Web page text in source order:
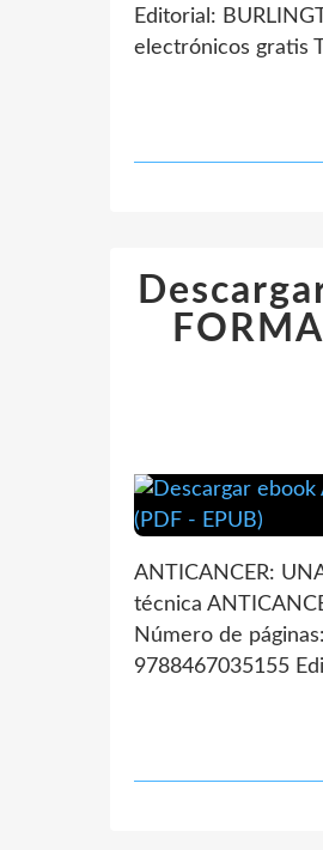
Editorial:
electrónicos gratis
ANTICANCER:
técnica
Número de
9788467035155